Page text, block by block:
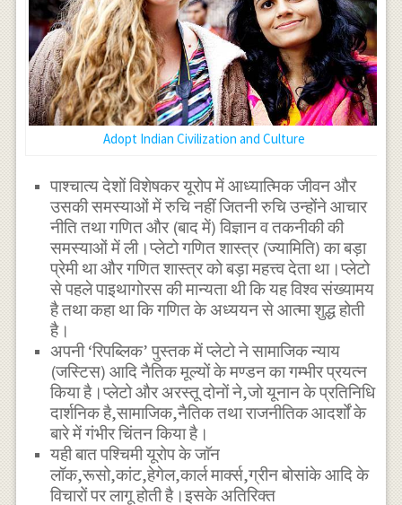
Adopt Indian Civilization and Culture
पाश्चात्य देशों विशेषकर यूरोप में आध्यात्मिक जीवन और
उसकी समस्याओं में रुचि नहीं जितनी रुचि उन्होंने आचार
नीति तथा गणित और (बाद में) विज्ञान व तकनीकी की
समस्याओं में ली।प्लेटो गणित शास्त्र (ज्यामिति) का बड़ा
प्रेमी था और गणित शास्त्र को बड़ा महत्त्व देता था।प्लेटो
से पहले पाइथागोरस की मान्यता थी कि यह विश्व संख्यामय
है तथा कहा था कि गणित के अध्ययन से आत्मा शुद्ध होती
है।
अपनी ‘रिपब्लिक’ पुस्तक में प्लेटो ने सामाजिक न्याय
(जस्टिस) आदि नैतिक मूल्यों के मण्डन का गम्भीर प्रयत्न
किया है।प्लेटो और अरस्तू दोनों ने,जो यूनान के प्रतिनिधि
दार्शनिक है,सामाजिक,नैतिक तथा राजनीतिक आदर्शों के
बारे में गंभीर चिंतन किया है।
यही बात पश्चिमी यूरोप के जाॅन
लॉक,रूसो,कांट,हेगेल,कार्ल मार्क्स,ग्रीन बोसांके आदि के
विचारों पर लागू होती है।इसके अतिरिक्त